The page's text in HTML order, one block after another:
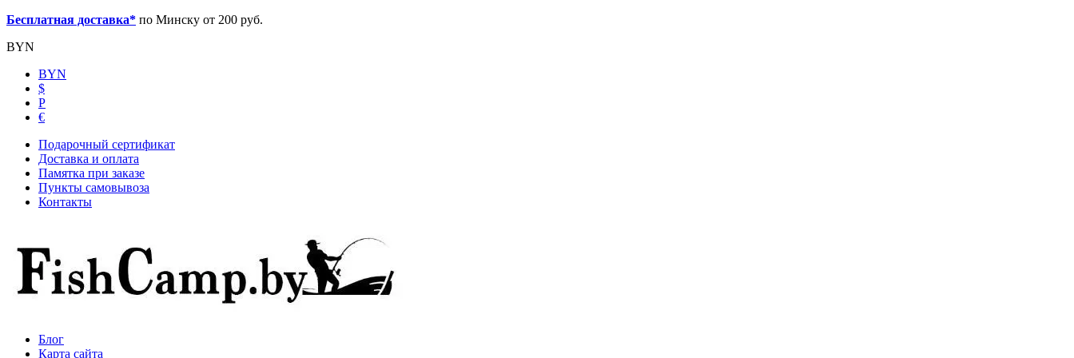
Бесплатная доставка* по Минску от 200 руб.
BYN
BYN
$
Р
€
Подарочный сертификат
Доставка и оплата
Памятка при заказе
Пункты самовывоза
Контакты
Блог
Карта сайта